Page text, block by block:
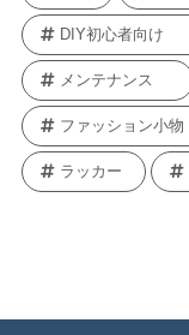
DIY初心者向け
メンテナンス
ファッション小物
ラッカー